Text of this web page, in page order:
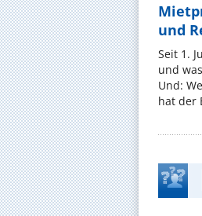
und
Seit 1.
und
Und:
hat der